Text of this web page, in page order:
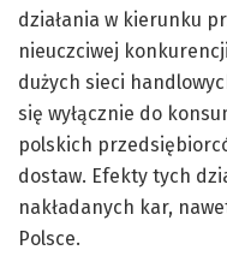
działania w kierunku
nieuczciwej
dużych sieci
się wyłącznie do
polskich
dostaw. Efekty tych
nakładanych kar,
Polsce.